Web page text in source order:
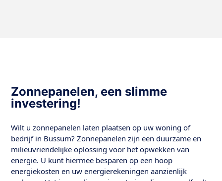
Zonnepanelen, een slimme
investering!
Wilt u zonnepanelen laten plaatsen op uw woning of
bedrijf in Bussum? Zonnepanelen zijn een duurzame en
milieuvriendelijke oplossing voor het opwekken van
energie. U kunt hiermee besparen op een hoop
energiekosten en uw energierekeningen aanzienlijk